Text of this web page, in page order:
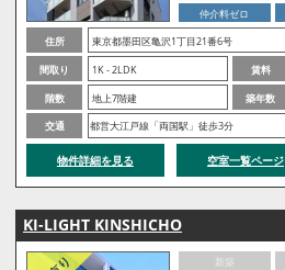
仲介料ゼロ
住所
東京都墨田区亀沢1丁目21番6号
間取り
1K - 2LDK 賃料
階数
地上7階建 築年数
交通
都営大江戸線「両国駅」徒歩3分
物件詳細を見る 空室一覧ページ
KI-LIGHT KINSHICHO
新築